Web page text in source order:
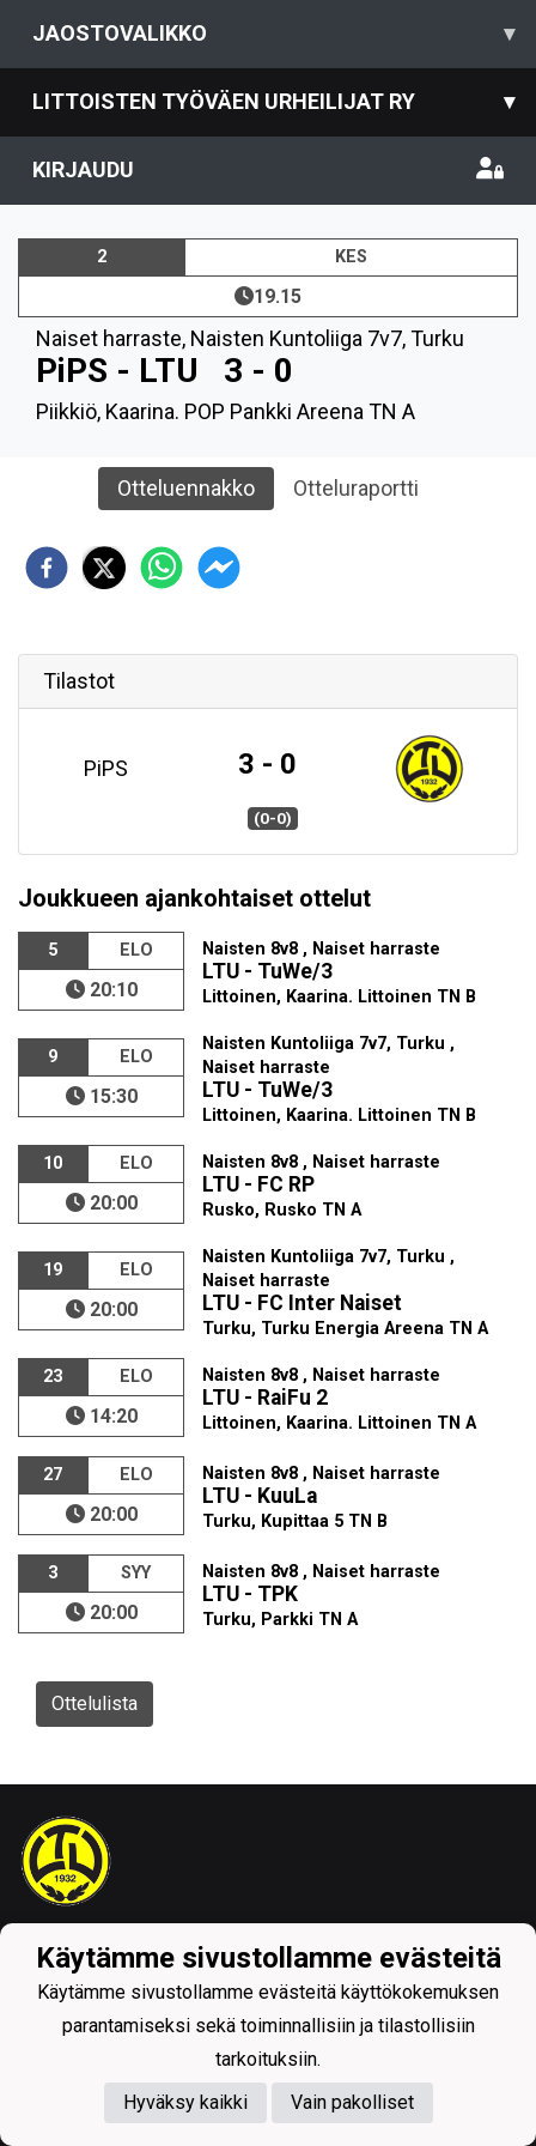
JAOSTOVALIKKO ▾
LITTOISTEN TYÖVÄEN URHEILIJAT RY ▾
KIRJAUDU
2 KES
19.15
Naiset harraste, Naisten Kuntoliiga 7v7, Turku
PiPS - LTU 3 - 0
Piikkiö, Kaarina. POP Pankki Areena TN A
Otteluennakko Otteluraportti
Tilastot
PiPS 3 - 0
(0-0)
Joukkueen ajankohtaiset ottelut
5 ELO
20:10
Naisten 8v8 , Naiset harraste
LTU - TuWe/3
Littoinen, Kaarina. Littoinen TN B
9 ELO
15:30
Naisten Kuntoliiga 7v7, Turku ,
Naiset harraste
LTU - TuWe/3
Littoinen, Kaarina. Littoinen TN B
10 ELO
20:00
Naisten 8v8 , Naiset harraste
LTU - FC RP
Rusko, Rusko TN A
19 ELO
20:00
Naisten Kuntoliiga 7v7, Turku ,
Naiset harraste
LTU - FC Inter Naiset
Turku, Turku Energia Areena TN A
23 ELO
14:20
Naisten 8v8 , Naiset harraste
LTU - RaiFu 2
Littoinen, Kaarina. Littoinen TN A
27 ELO
20:00
Naisten 8v8 , Naiset harraste
LTU - KuuLa
Turku, Kupittaa 5 TN B
3 SYY
20:00
Naisten 8v8 , Naiset harraste
LTU - TPK
Turku, Parkki TN A
Ottelulista
Tietosuojaseloste
Powered by
Käytämme sivustollamme evästeitä
Käytämme sivustollamme evästeitä käyttökokemuksen
parantamiseksi sekä toiminnallisiin ja tilastollisiin
tarkoituksiin.
Hyväksy kaikki
Vain pakolliset